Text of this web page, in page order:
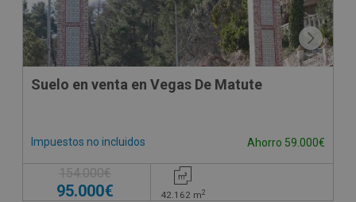
Suelo en venta en Vegas De Matute
Impuestos no incluidos Ahorro 59.000€
154.000€
95.000€ 42.162 m2